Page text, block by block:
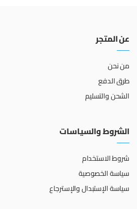
عن المتجر
من نحن
طرق الدفع
الشحن والتسليم
الشروط والسياسات
شروط الاستخدام
سياسة الخصوصية
سياسة الإستبدال والإسترجاع